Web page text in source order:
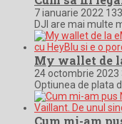
7 ianuarie 2022 133
DJI are mai multe
My wallet de
24 octombrie 2023
Optiunea de plata
Cum mi-am